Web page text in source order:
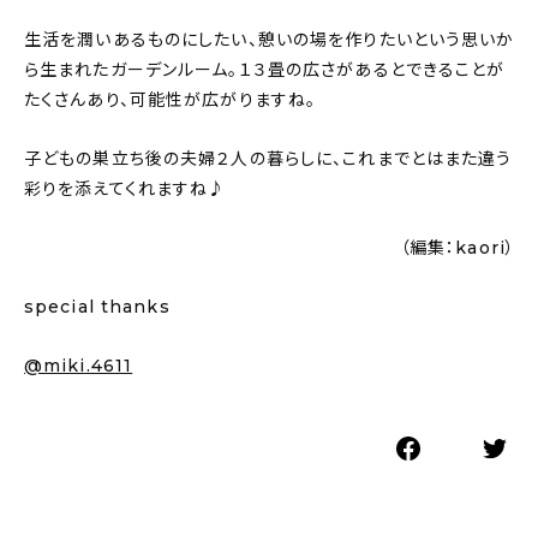
生活を潤いあるものにしたい、憩いの場を作りたいという思いか
ら生まれたガーデンルーム。１３畳の広さがあるとできることが
たくさんあり、可能性が広がりますね。
子どもの巣立ち後の夫婦２人の暮らしに、これまでとはまた違う
彩りを添えてくれますね♪
（編集：kaori）
special thanks
@miki.4611